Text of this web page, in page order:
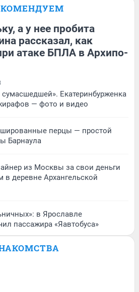
а у нее пробита
рассказал, как
атаке БПЛА в Архипо-
сумасшедшей». Екатеринбурженка
— фото и видео
перцы — простой
Барнаула
из Москвы за свои деньги
в деревне Архангельской
в Ярославле
пассажира «Яавтобуса»